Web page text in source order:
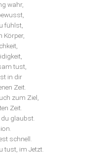
wahr,
fühlst,
Körper,
tust,
in dir
Zeit.
zum Ziel,
Zeit.
glaubst.
schnell.
tust, im Jetzt.